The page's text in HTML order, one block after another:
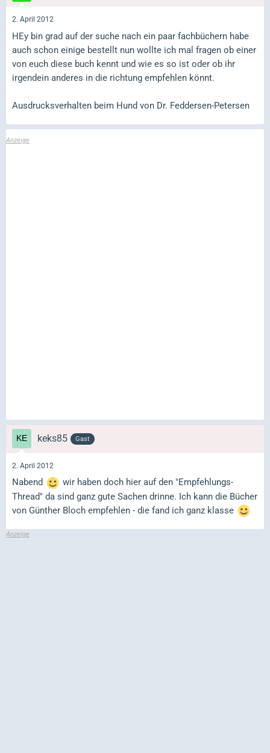
2. April 2012
HEy bin grad auf der suche nach ein paar fachbüchern habe
auch schon einige bestellt nun wollte ich mal fragen ob einer
von euch diese buch kennt und wie es so ist oder ob ihr
irgendein anderes in die richtung empfehlen könnt.
Ausdrucksverhalten beim Hund von Dr. Feddersen-Petersen
keks85 Gast
2. April 2012
Nabend
wir haben doch hier auf den "Empfehlungs-
Thread" da sind ganz gute Sachen drinne. Ich kann die Bücher
von Günther Bloch empfehlen - die fand ich ganz klasse